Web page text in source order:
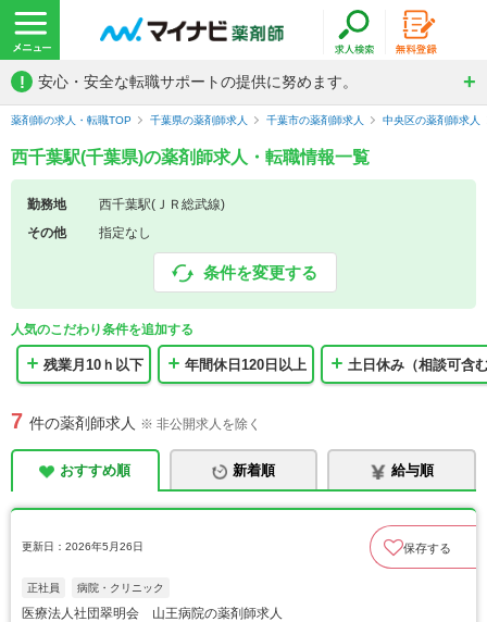
! 安心・安全な転職サポートの提供に努めます。
薬剤師の求人・転職TOP 千葉県の薬剤師求人 千葉市の薬剤師求人 中央区の薬剤師求人
西千葉駅(千葉県)の薬剤師求人・転職情報一覧
勤務地
西千葉駅(ＪＲ総武線)
その他
指定なし
条件を変更する
人気のこだわり条件を追加する
残業月10ｈ以下 年間休日120日以上 土日休み（相談可含
7 件の薬剤師求人 ※ 非公開求人を除く
おすすめ順 新着順 給与順
更新日：2026年5月26日 保存する
正社員 病院・クリニック
医療法人社団翠明会 山王病院の薬剤師求人